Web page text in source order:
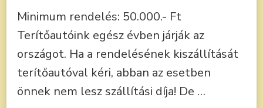
Minimum rendelés: 50.000.- Ft
Terítőautóink egész évben járják az
országot. Ha a rendelésének kiszállítását
terítőautóval kéri, abban az esetben
önnek nem lesz szállítási díja! De …